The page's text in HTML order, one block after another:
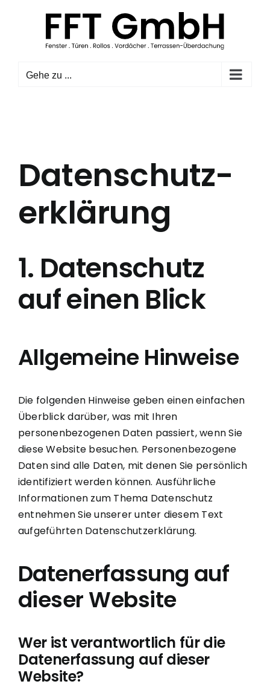
Gehe zu ...
Datenschutz­
erklärung
1. Datenschutz
auf einen Blick
Allgemeine Hinweise
Die folgenden Hinweise geben einen einfachen
Überblick darüber, was mit Ihren
personenbezogenen Daten passiert, wenn Sie
diese Website besuchen. Personenbezogene
Daten sind alle Daten, mit denen Sie persönlich
identifiziert werden können. Ausführliche
Informationen zum Thema Datenschutz
entnehmen Sie unserer unter diesem Text
aufgeführten Datenschutzerklärung.
Datenerfassung auf
dieser Website
Wer ist verantwortlich für die
Datenerfassung auf dieser
Website?